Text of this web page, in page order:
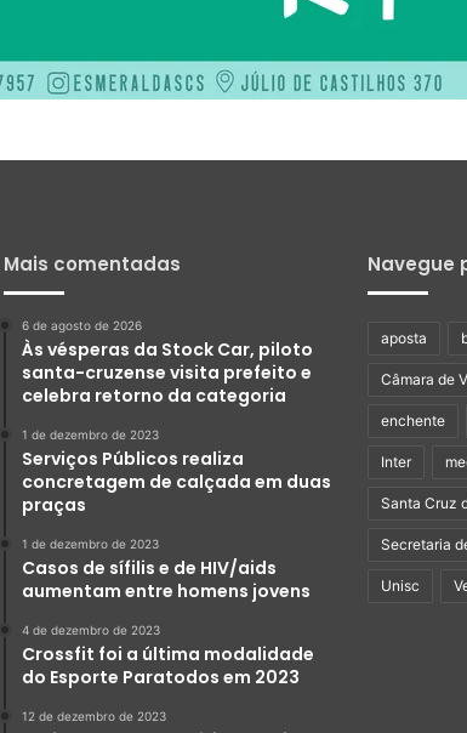
Mais comentadas
6 de agosto de 2026
Às vésperas da Stock Car, piloto
santa-cruzense visita prefeito e
celebra retorno da categoria
1 de dezembro de 2023
Serviços Públicos realiza
concretagem de calçada em duas
praças
1 de dezembro de 2023
Casos de sífilis e de HIV/aids
aumentam entre homens jovens
4 de dezembro de 2023
Crossfit foi a última modalidade
do Esporte Paratodos em 2023
12 de dezembro de 2023
Navegue
aposta
Câmara de
enchente
Inter
Santa Cruz
Secretaria
Unisc